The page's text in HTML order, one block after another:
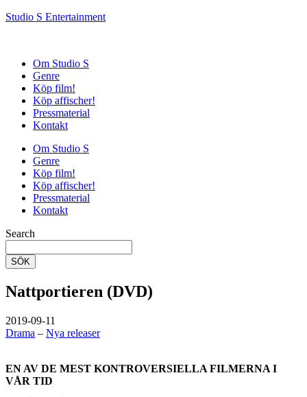
Studio S Entertainment
Om Studio S
Genre
Köp film!
Köp affischer!
Pressmaterial
Kontakt
Om Studio S
Genre
Köp film!
Köp affischer!
Pressmaterial
Kontakt
Search
SÖK
Nattportieren (DVD)
2019-09-11
Drama – Nya releaser
EN AV DE MEST KONTROVERSIELLA FILMERNA I
VÅR TID